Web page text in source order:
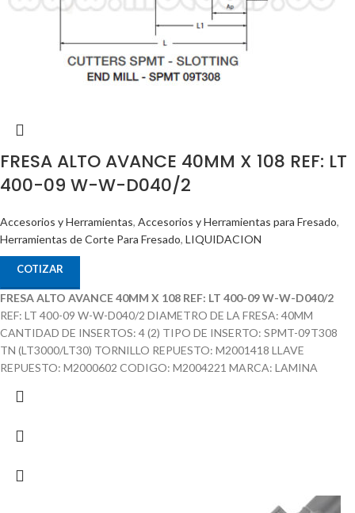
FRESA ALTO AVANCE 40MM X 108 REF: LT
400-09 W-W-D040/2
Accesorios y Herramientas, Accesorios y Herramientas para Fresado,
Herramientas de Corte Para Fresado, LIQUIDACION
COTIZAR
FRESA ALTO AVANCE 40MM X 108 REF: LT 400-09 W-W-D040/2
REF: LT 400-09 W-W-D040/2 DIAMETRO DE LA FRESA: 40MM
CANTIDAD DE INSERTOS: 4 (2) TIPO DE INSERTO: SPMT-09T308
TN (LT3000/LT30) TORNILLO REPUESTO: M2001418 LLAVE
REPUESTO: M2000602 CODIGO: M2004221 MARCA: LAMINA